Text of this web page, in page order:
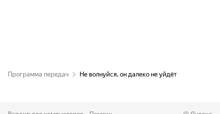
Программа передач Не волнуйся, он далеко не уйдёт